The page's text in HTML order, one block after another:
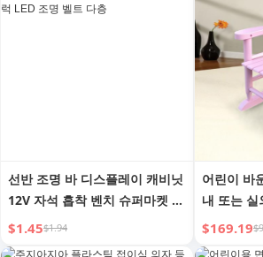
선반 조명 바 디스플레이 캐비닛
12V 자석 흡착 벤치 슈퍼마켓 과
자 캐비닛 트럭 LED 조명 벨트
다층
$1.45$1.94
어린이 바
내 또는 실
- 내구성
$169.19